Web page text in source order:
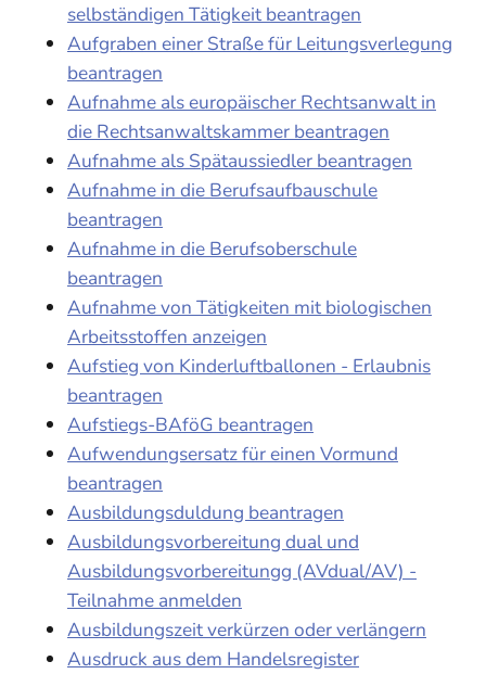
selbständigen Tätigkeit beantragen
Aufgraben einer Straße für Leitungsverlegung
beantragen
Aufnahme als europäischer Rechtsanwalt in
die Rechtsanwaltskammer beantragen
Aufnahme als Spätaussiedler beantragen
Aufnahme in die Berufsaufbauschule
beantragen
Aufnahme in die Berufsoberschule
beantragen
Aufnahme von Tätigkeiten mit biologischen
Arbeitsstoffen anzeigen
Aufstieg von Kinderluftballonen - Erlaubnis
beantragen
Aufstiegs-BAföG beantragen
Aufwendungsersatz für einen Vormund
beantragen
Ausbildungsduldung beantragen
Ausbildungsvorbereitung dual und
Ausbildungsvorbereitungg (AVdual/AV) -
Teilnahme anmelden
Ausbildungszeit verkürzen oder verlängern
Ausdruck aus dem Handelsregister